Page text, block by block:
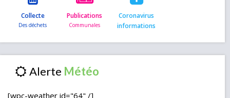
Collecte Publications
Coronavirus
informations
Alerte
[wpc-weather id="64" /]